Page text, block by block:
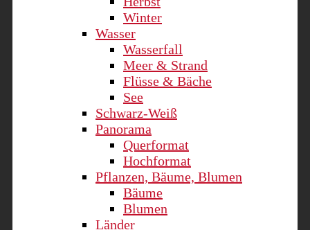
Winter
Wasser
Wasserfall
Meer & Strand
Flüsse & Bäche
See
Schwarz-Weiß
Panorama
Querformat
Hochformat
Pflanzen, Bäume, Blumen
Bäume
Blumen
Länder